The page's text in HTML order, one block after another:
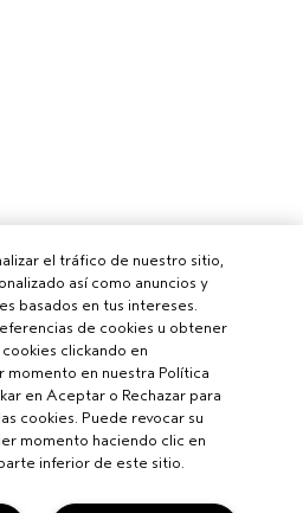
el tráfico de nuestro sitio,
así como anuncios y
basados en tus intereses.
de cookies u obtener
clickando en
momento en nuestra Política
en Aceptar o Rechazar para
cookies. Puede revocar su
momento haciendo clic en
inferior de este sitio.